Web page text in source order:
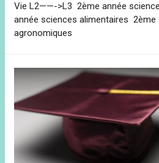
Vie L2——->L3 2ème année
année sciences alimentaires 2ème
agronomiques